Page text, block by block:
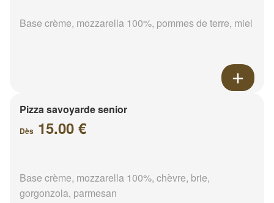
Base crème, mozzarella 100%, pommes de terre, miel
Pizza savoyarde senior
Dès 15.00 €
Base crème, mozzarella 100%, chèvre, brie,
gorgonzola, parmesan